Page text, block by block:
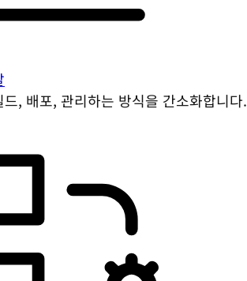
, 배포, 관리하는 방식을 간소화합니다.